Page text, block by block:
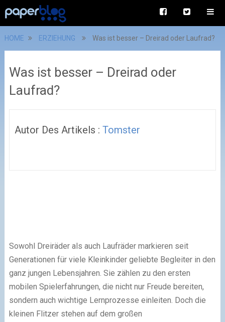
HOME ERZIEHUNG Was ist besser – Dreirad oder Laufrad?
Was ist besser – Dreirad oder
Laufrad?
Autor Des Artikels : Tomster
Sowohl Dreiräder als auch Laufräder markieren seit
Generationen für viele Kleinkinder geliebte Begleiter in den
ganz jungen Lebensjahren. Sie zählen zu den ersten
mobilen Spielerfahrungen, die nicht nur Freude bereiten,
sondern auch wichtige Lernprozesse einleiten. Doch die
kleinen Flitzer stehen auf dem großen